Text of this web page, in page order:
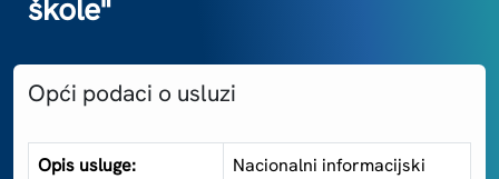
škole"
Opći podaci o usluzi
Opis usluge:
Nacionalni informacijski